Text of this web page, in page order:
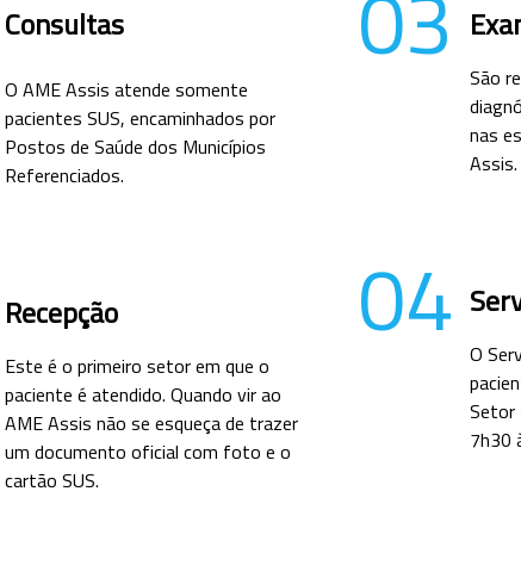
Consultas
O AME Assis atende somente
pacientes SUS, encaminhados por
Postos de Saúde dos Municípios
Referenciados.
Recepção
Este é o primeiro setor em que o
paciente é atendido. Quando vir ao
AME Assis não se esqueça de trazer
um documento oficial com foto e o
cartão SUS.
São
nas
Assis.
04
O
Setor
7h30